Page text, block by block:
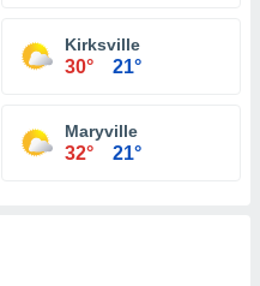
Kirksville
30° 21°
Maryville
32° 21°